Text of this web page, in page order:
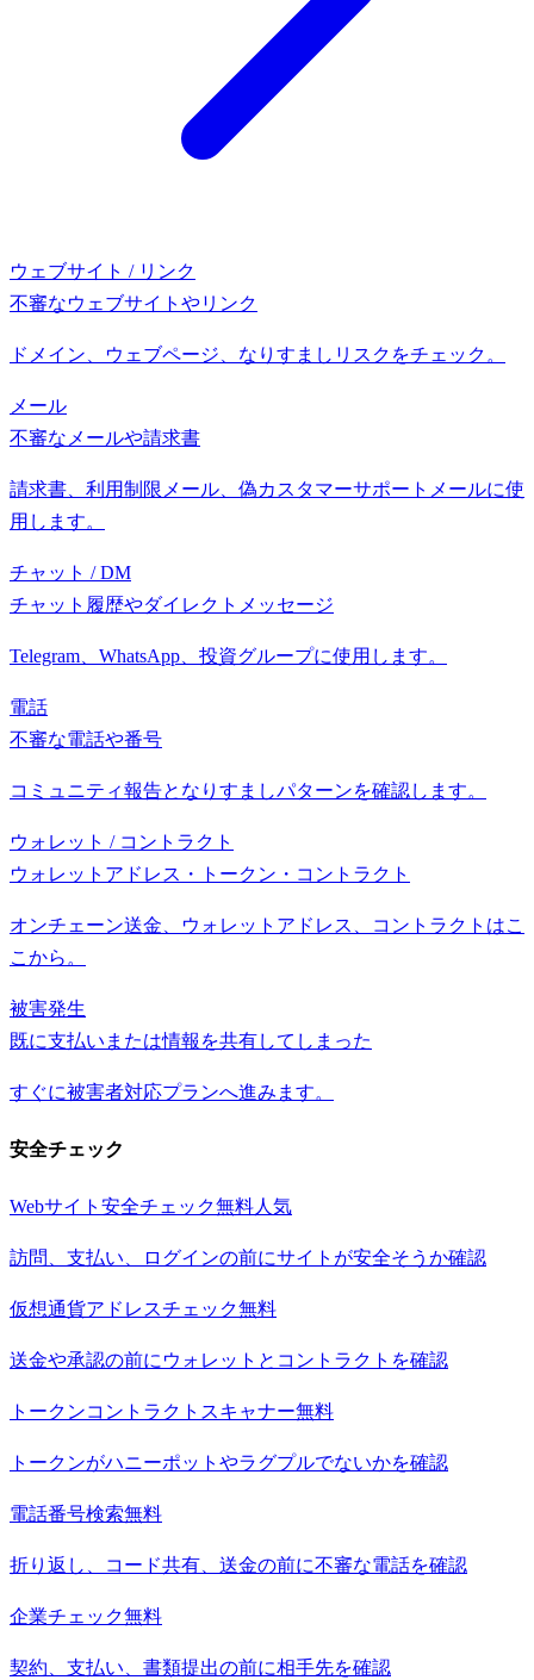
ウェブサイト / リンク
不審なウェブサイトやリンク
ドメイン、ウェブページ、なりすましリスクをチェック。
メール
不審なメールや請求書
請求書、利用制限メール、偽カスタマーサポートメールに使
用します。
チャット / DM
チャット履歴やダイレクトメッセージ
Telegram、WhatsApp、投資グループに使用します。
電話
不審な電話や番号
コミュニティ報告となりすましパターンを確認します。
ウォレット / コントラクト
ウォレットアドレス・トークン・コントラクト
オンチェーン送金、ウォレットアドレス、コントラクトはこ
こから。
被害発生
既に支払いまたは情報を共有してしまった
すぐに被害者対応プランへ進みます。
安全チェック
Webサイト安全チェック無料人気
訪問、支払い、ログインの前にサイトが安全そうか確認
仮想通貨アドレスチェック無料
送金や承認の前にウォレットとコントラクトを確認
トークンコントラクトスキャナー無料
トークンがハニーポットやラグプルでないかを確認
電話番号検索無料
折り返し、コード共有、送金の前に不審な電話を確認
企業チェック無料
契約、支払い、書類提出の前に相手先を確認